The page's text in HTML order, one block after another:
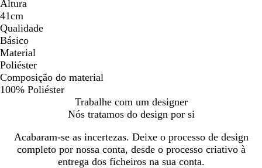
Altura
41cm
Qualidade
Básico
Material
Poliéster
Composição do material
100% Poliéster
Trabalhe com um designer
Nós tratamos do design por si
Acabaram-se as incertezas. Deixe o processo de design
completo por nossa conta, desde o processo criativo à
entrega dos ficheiros na sua conta.